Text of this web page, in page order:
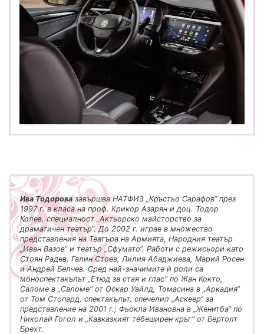
Ива Тодоровазавършва НАТФИЗ „Кръстьо Сарафов“ през
1997 г. в класа на проф. Крикор Азарян и доц. Тодор
Колев, специалност „Актьорско майсторство за
драматичен театър“. До 2002 г. играе в множество
представления на Театъра на Армията, Народния театър
„Иван Вазов“ и театър „Сфумато“. Работи с режисьори като
Стоян Радев, Галин Стоев, Лилия Абаджиева, Марий Росен
и Андрей Белчев. Сред най-значимите ѝ роли са
моноспектакълът „Етюд за стая и глас“ по Жан Кокто,
Саломе в „Саломе“ от Оскар Уайлд, Томасина в „Аркадия“
от Том Стопард, спектакълът, спечелил „Аскеер“ за
представление на 2001 г.; Фьокла Ивановна в „Женитба“ по
Николай Гогол и „Кавказкият тебеширен кръг“ от Бертолт
Брехт.